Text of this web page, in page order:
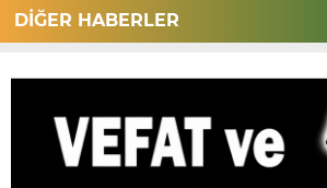
DİĞER HABERLER